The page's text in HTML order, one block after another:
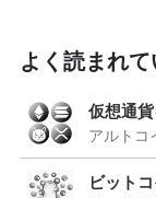
よく読まれ
仮想通
アルトコ
ビット